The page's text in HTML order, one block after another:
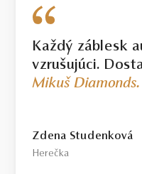
Každý záblesk
vzrušujúci.
Mikuš Diamonds.
Zdena Studenková
Herečka